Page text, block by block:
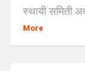
स्थायी समिती
More